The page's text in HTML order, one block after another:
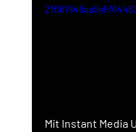
Mit Instant Media